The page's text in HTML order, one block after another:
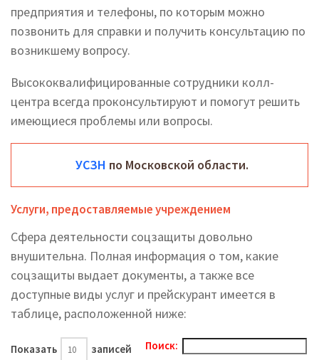
предприятия и телефоны, по которым можно
позвонить для справки и получить консультацию по
возникшему вопросу.
Высококвалифицированные сотрудники колл-
центра всегда проконсультируют и помогут решить
имеющиеся проблемы или вопросы.
УСЗН по Московской области.
Услуги, предоставляемые учреждением
Сфера деятельности соцзащиты довольно
внушительна. Полная информация о том, какие
соцзащиты выдает документы, а также все
доступные виды услуг и прейскурант имеется в
таблице, расположенной ниже:
Показать записей Поиск: